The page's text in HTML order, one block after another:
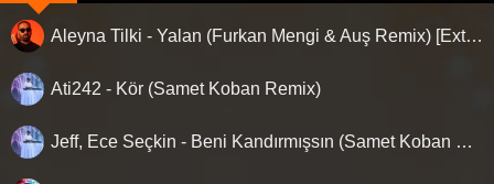
Aleyna Tilki - Yalan (Furkan Mengi & Auş Remix) [Extended]
Ati242 - Kör (Samet Koban Remix)
Jeff, Ece Seçkin - Beni Kandırmışsın (Samet Koban Remix)